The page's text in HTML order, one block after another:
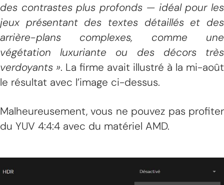
des contrastes plus profonds — idéal pour les
jeux présentant des textes détaillés et des
arrière-plans complexes, comme une
végétation luxuriante ou des décors très
verdoyants ». La firme avait illustré à la mi-août
le résultat avec l’image ci-dessus.
Malheureusement, vous ne pouvez pas profiter
du YUV 4:4:4 avec du matériel AMD.